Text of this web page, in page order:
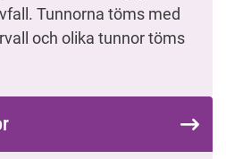
Tunnorna töms med
och olika tunnor töms